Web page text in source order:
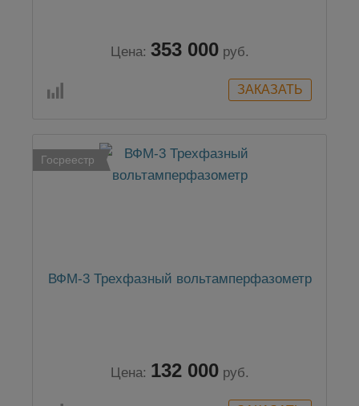
Цена: 353 000 руб.
Госреестр
ВФМ-3 Трехфазный вольтамперфазометр
Цена: 132 000 руб.